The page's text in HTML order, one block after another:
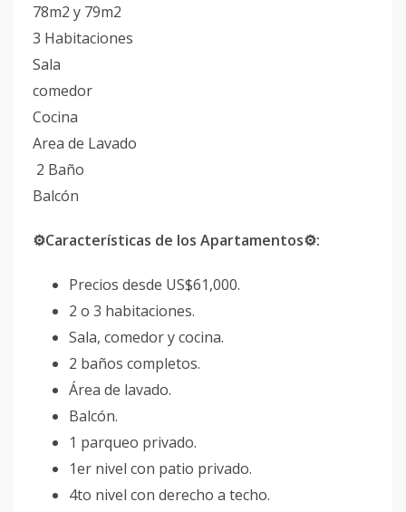
78m2 y 79m2
3 Habitaciones
Sala
comedor
Cocina
Area de Lavado
2 Baño
Balcón
⚙️Características de los Apartamentos⚙️:
Precios desde US$61,000.
2 o 3 habitaciones.
Sala, comedor y cocina.
2 baños completos.
Área de lavado.
Balcón.
1 parqueo privado.
1er nivel con patio privado.
4to nivel con derecho a techo.